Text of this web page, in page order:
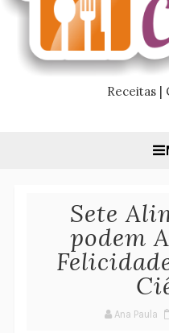
Receitas |
Sete
podem
Ana Paula